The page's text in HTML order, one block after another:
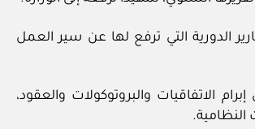
الدورية التي ترفع لها عن سير العمل
الاتفاقيات والبروتوكولات والعقود،
النظامية.